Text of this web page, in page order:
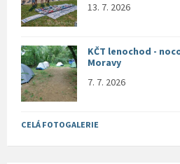
13. 7. 2026
KČT lenochod -
Moravy
7. 7. 2026
CELÁ FOTOGALERIE